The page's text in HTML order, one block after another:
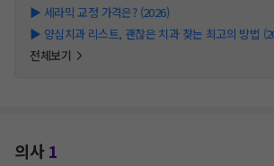
▶ 세라믹 교정 가격은? (2026)
▶ 양심치과 리스트, 괜찮은 치과 찾는 최고의 방법
전체보기
의사1